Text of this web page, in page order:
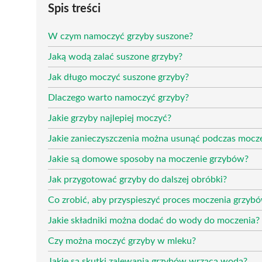
Spis treści
W czym namoczyć grzyby suszone?
Jaką wodą zalać suszone grzyby?
Jak długo moczyć suszone grzyby?
Dlaczego warto namoczyć grzyby?
Jakie grzyby najlepiej moczyć?
Jakie zanieczyszczenia można usunąć podczas
Jakie są domowe sposoby na moczenie grzybów?
Jak przygotować grzyby do dalszej obróbki?
Co zrobić, aby przyspieszyć proces moczenia
Jakie składniki można dodać do wody do moczenia?
Czy można moczyć grzyby w mleku?